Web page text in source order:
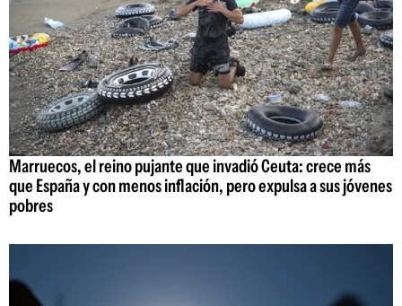
Marruecos, el reino pujante que invadió Ceuta: crece más
que España y con menos inflación, pero expulsa a sus jóvenes
pobres